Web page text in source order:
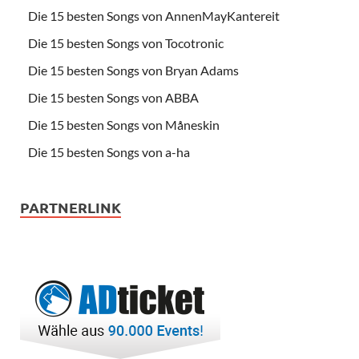
Die 15 besten Songs von AnnenMayKantereit
Die 15 besten Songs von Tocotronic
Die 15 besten Songs von Bryan Adams
Die 15 besten Songs von ABBA
Die 15 besten Songs von Måneskin
Die 15 besten Songs von a-ha
PARTNERLINK